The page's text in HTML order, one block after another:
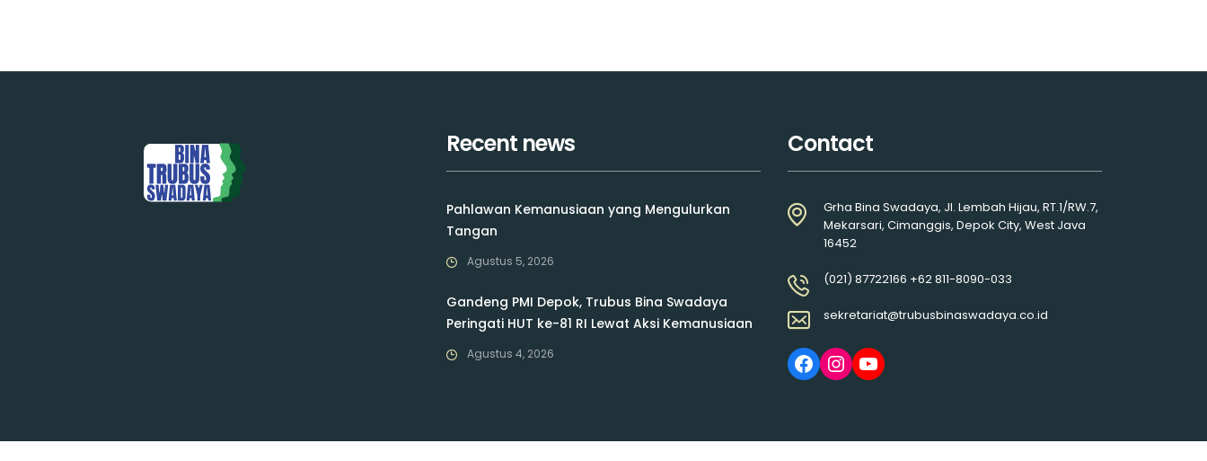
Recent news
Pahlawan Kemanusiaan yang Mengulurkan
Tangan
Agustus 5, 2026
Gandeng PMI Depok, Trubus Bina Swadaya
Peringati HUT ke-81 RI Lewat Aksi Kemanusiaan
Agustus 4, 2026
Contact
Grha Bina Swadaya, Jl. Lembah Hijau, RT.1/RW.7,
Mekarsari, Cimanggis, Depok City, West Java
16452
(021) 87722166 +62 811-8090-033
sekretariat@trubusbinaswadaya.co.id